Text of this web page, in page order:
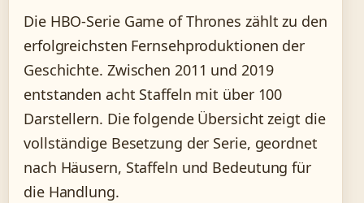
Die HBO-Serie Game of Thrones zählt zu den
erfolgreichsten Fernsehproduktionen der
Geschichte. Zwischen 2011 und 2019
entstanden acht Staffeln mit über 100
Darstellern. Die folgende Übersicht zeigt die
vollständige Besetzung der Serie, geordnet
nach Häusern, Staffeln und Bedeutung für
die Handlung.